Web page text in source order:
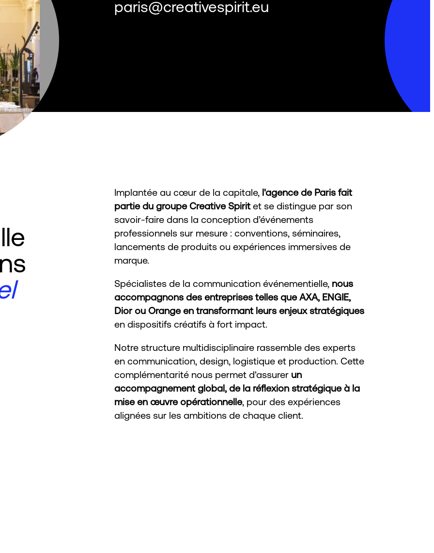
paris@creativespirit.eu
Implantée au cœur de la capitale, l'agence de Paris fait
partie du groupe Creative Spiritet se distingue par son
savoir-faire dans la conception d’événements
professionnels sur mesure : conventions, séminaires,
lancements de produits ou expériences immersives de
marque.
Spécialistes de la communication événementielle, nous
accompagnons des entreprises telles que AXA, ENGIE,
Dior ou Orange en transformant leurs enjeux stratégiques
en dispositifs créatifs à fort impact.
Notre structure multidisciplinaire rassemble des experts
en communication, design, logistique et production. Cette
complémentarité nous permet d'assurer un
accompagnement global, de la réflexion stratégique à la
mise en œuvre opérationnelle, pour des expériences
alignées sur les ambitions de chaque client.